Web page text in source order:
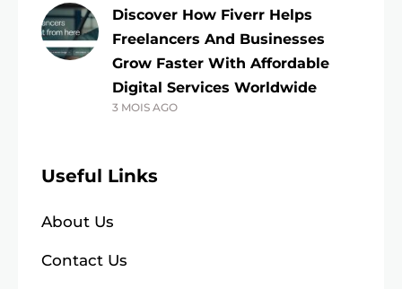
Discover How Fiverr Helps
Freelancers And Businesses
Grow Faster With Affordable
Digital Services Worldwide
3 MOIS AGO
Useful Links
About Us
Contact Us